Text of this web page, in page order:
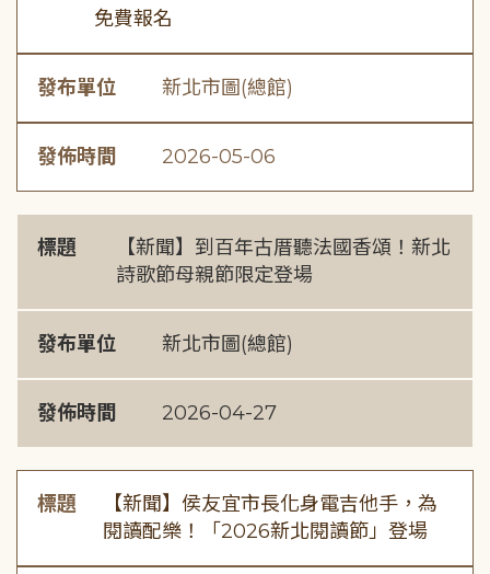
免費報名
發布單位 新北市圖(總館)
發佈時間 2026-05-06
標題
【新聞】到百年古厝聽法國香頌！新北
詩歌節母親節限定登場
發布單位 新北市圖(總館)
發佈時間 2026-04-27
標題
【新聞】侯友宜市長化身電吉他手，為
閱讀配樂！「2026新北閱讀節」登場